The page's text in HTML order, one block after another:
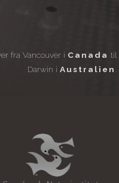
fra Vancouver i Canada til
Darwin i Australien